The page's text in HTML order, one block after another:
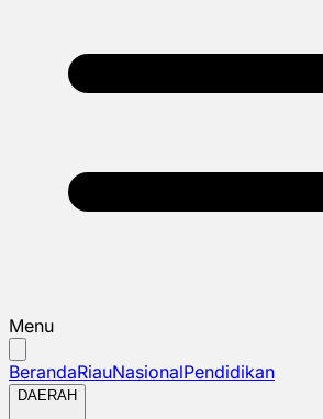
Menu
BerandaRiauNasionalPendidikan
DAERAH